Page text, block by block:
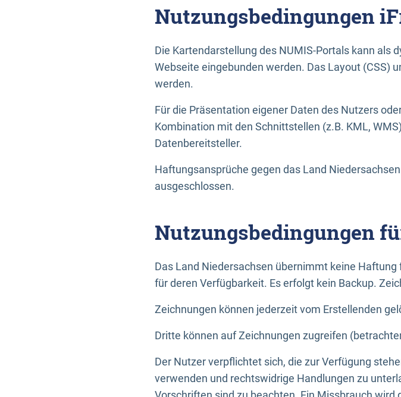
Nutzungsbedingungen
Die Kartendarstellung des NUMIS-Portals kann als
Webseite eingebunden werden. Das Layout (CSS)
werden.
Für die Präsentation eigener Daten des Nutzers
Kombination mit den Schnittstellen (z.B. KML,
Datenbereitsteller.
Haftungsansprüche gegen das Land
ausgeschlossen.
Nutzungsbedingungen
Das Land Niedersachsen übernimmt keine
für deren Verfügbarkeit. Es erfolgt kein Backup.
Zeichnungen können jederzeit vom Erstellenden
Dritte können auf Zeichnungen zugreifen
Der Nutzer verpflichtet sich, die zur Verfügung
verwenden und rechtswidrige Handlungen zu